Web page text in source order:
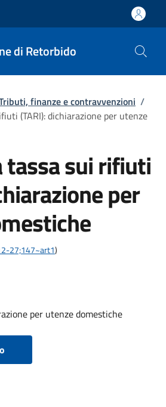
di Retorbido
finanze e contravvenzioni /
(TARI): dichiarazione per utenze
tassa sui rifiuti
per
27;147~art1)
per utenze domestiche